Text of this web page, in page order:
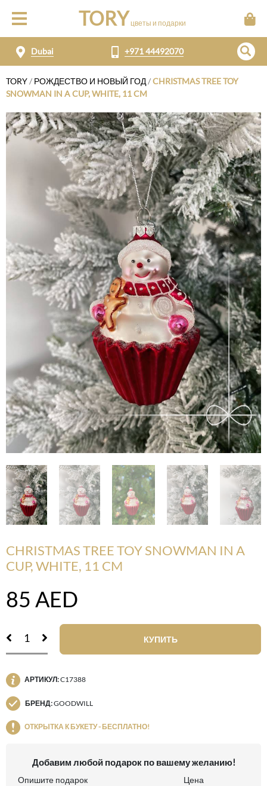
TORY цветы и подарки
Dubai +971 44492070
TORY/ РОЖДЕСТВО И НОВЫЙ ГОД/CHRISTMAS TREE TOY
SNOWMAN IN A CUP, WHITE, 11 CM
CHRISTMAS TREE TOY SNOWMAN IN A
CUP, WHITE, 11 CM
85 AED
КУПИТЬ
АРТИКУЛ:C17388
БРЕНД:GOODWILL
ОТКРЫТКА К БУКЕТУ - БЕСПЛАТНО!
Добавим любой подарок по вашему желанию!
Опишите подарок Цена